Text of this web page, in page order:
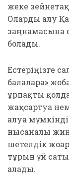
жеке
Оларды алу
заңнамасына
болады.
Естеріңізге
балаларға»
ұрпақты
жақсартуға
алуға
нысаналы
шетелдік
тұрғын үй
алады.